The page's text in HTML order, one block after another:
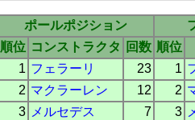
ポールポジション
順位 コンストラクタ 回数 順位
1 フェラーリ 23 1
2 マクラーレン 12 2
3 メルセデス 7 3